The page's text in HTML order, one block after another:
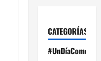
CATEGORÍAS
#UnDíaComoHoy